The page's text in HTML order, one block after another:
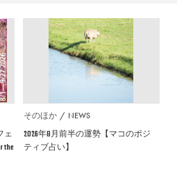
ェ
the
そのほか NEWS
2026年8月前半の運勢【マコのポジ
ティブ占い】